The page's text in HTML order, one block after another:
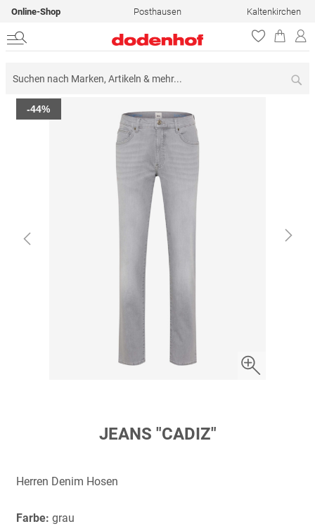
Online-Shop Posthausen Kaltenkirchen
Zum
Ende
-44%
springen
JEANS "CADIZ"
Herren Denim Hosen
Farbe: grau